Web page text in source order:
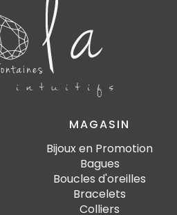
MAGASIN
Bijoux en Promotion
Bagues
Boucles d'oreilles
Bracelets
Colliers